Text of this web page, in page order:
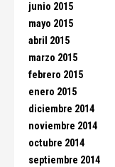
junio 2015
mayo 2015
abril 2015
marzo 2015
febrero 2015
enero 2015
diciembre 2014
noviembre 2014
octubre 2014
septiembre 2014